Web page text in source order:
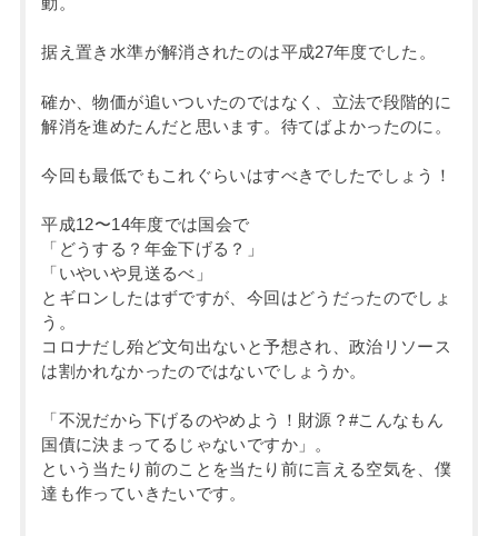
据え置き水準が解消されたのは平成27年度でした。
確か、物価が追いついたのではなく、立法で段階的に
解消を進めたんだと思います。待てばよかったのに。
今回も最低でもこれぐらいはすべきでしたでしょう！
平成12〜14年度では国会で
「どうする？年金下げる？」
「いやいや見送るべ」
とギロンしたはずですが、今回はどうだったのでしょ
う。
コロナだし殆ど文句出ないと予想され、政治リソース
は割かれなかったのではないでしょうか。
「不況だから下げるのやめよう！財源？#こんなもん
国債に決まってるじゃないですか」。
という当たり前のことを当たり前に言える空気を、僕
達も作っていきたいです。